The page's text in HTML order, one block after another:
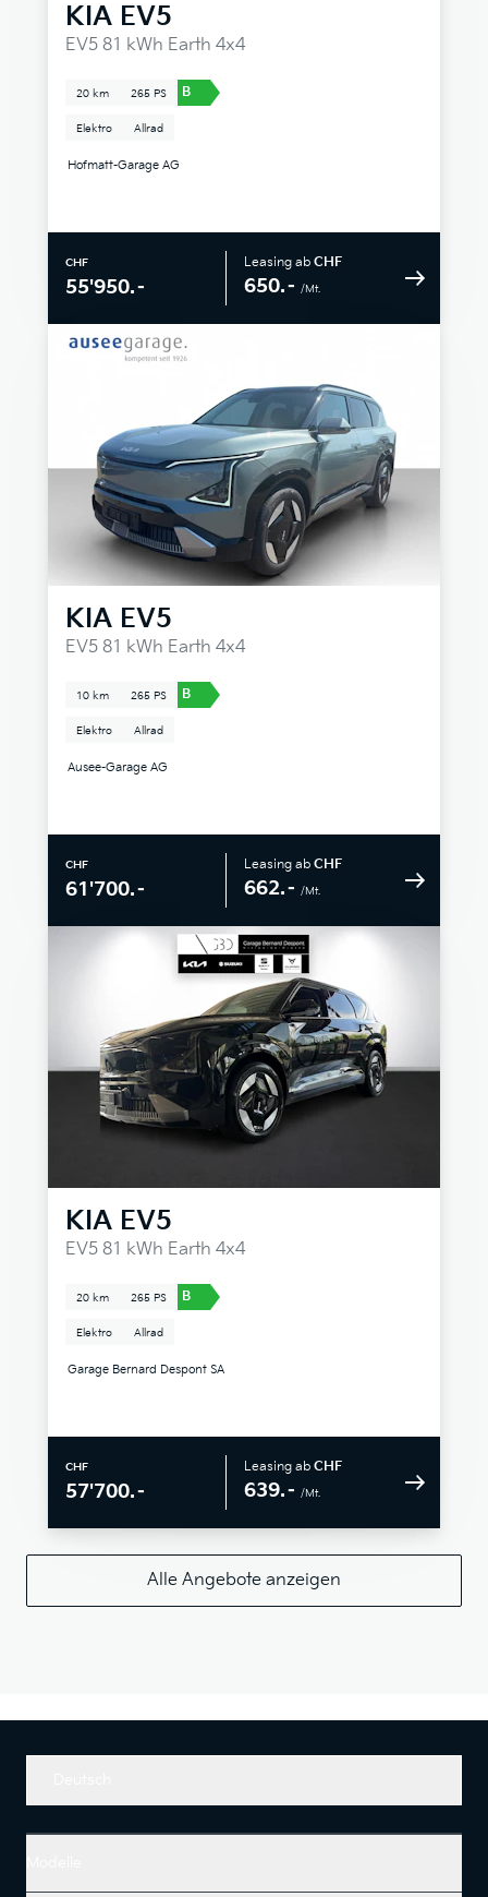
KIA EV5
EV5 81 kWh Earth 4x4
20 km 265 PS B
Elektro Allrad
Hofmatt-Garage AG
CHF
55'950.–
Leasing ab CHF
650.– /Mt.
KIA EV5
EV5 81 kWh Earth 4x4
10 km 265 PS B
Elektro Allrad
Ausee-Garage AG
CHF
61'700.–
Leasing ab CHF
662.– /Mt.
KIA EV5
EV5 81 kWh Earth 4x4
20 km 265 PS B
Elektro Allrad
Garage Bernard Despont SA
CHF
57'700.–
Leasing ab CHF
639.– /Mt.
Alle Angebote anzeigen